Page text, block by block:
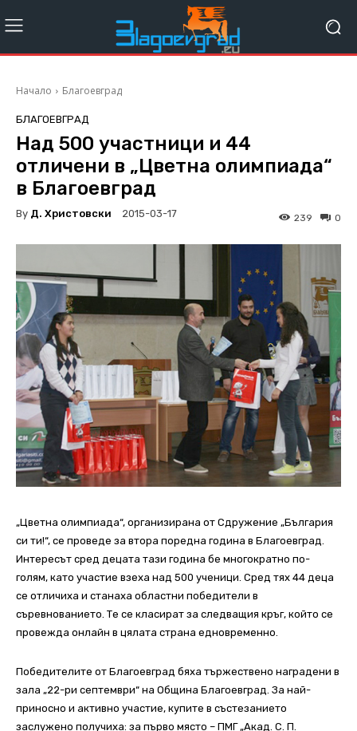
Начало Благоевград
БЛАГОЕВГРАД
Над 500 участници и 44
отличени в „Цветна олимпиада“
в Благоевград
By Д. Христовски 2015-03-17 0
239
„Цветна олимпиада“, организирана от Сдружение „България
си ти!“, се проведе за втора поредна година в Благоевград.
Интересът сред децата тази година бе многократно по-
голям, като участие взеха над 500 ученици. Сред тях 44 деца
се отличиха и станаха областни победители в
съревнованието. Те се класират за следващия кръг, който се
провежда онлайн в цялата страна едновременно.
Победителите от Благоевград бяха тържествено наградени в
зала „22-ри септември“ на Община Благоевград. За най-
приносно и активно участие, купите в състезанието
заслужено получиха: за първо място – ПМГ „Акад. С. П.